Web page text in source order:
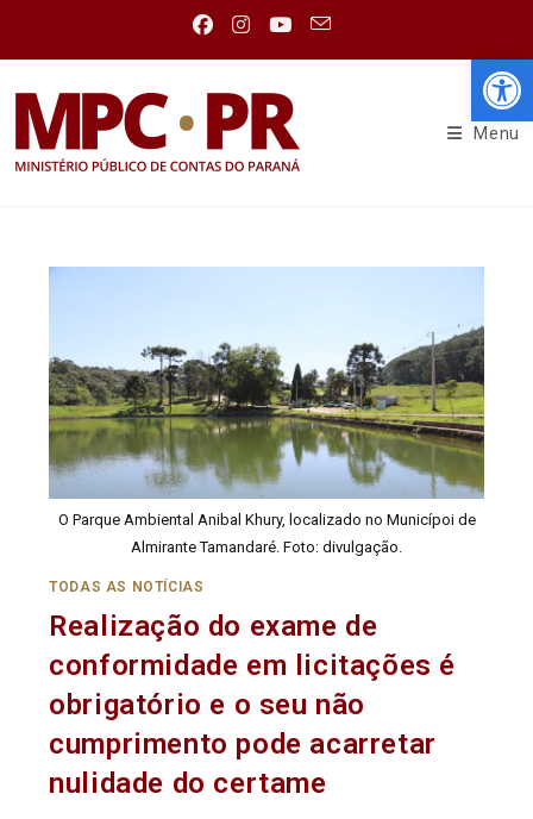
Menu
O Parque Ambiental Anibal Khury, localizado no Municípoi de
Almirante Tamandaré. Foto: divulgação.
TODAS AS NOTÍCIAS
Realização do exame de
conformidade em licitações é
obrigatório e o seu não
cumprimento pode acarretar
nulidade do certame